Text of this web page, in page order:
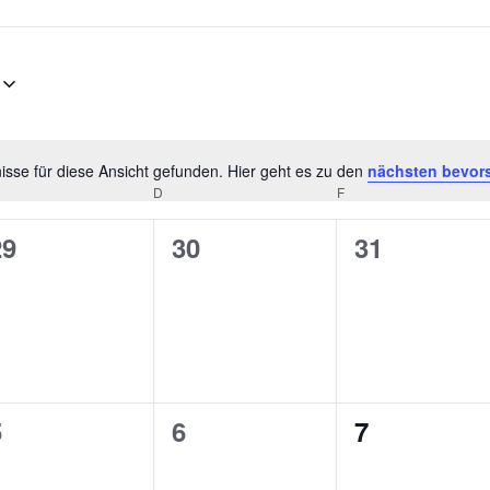
Hinweis
für diese Ansicht gefunden. Hier geht es zu den nächsten
D F
0
30
0
31
0
6
0
7